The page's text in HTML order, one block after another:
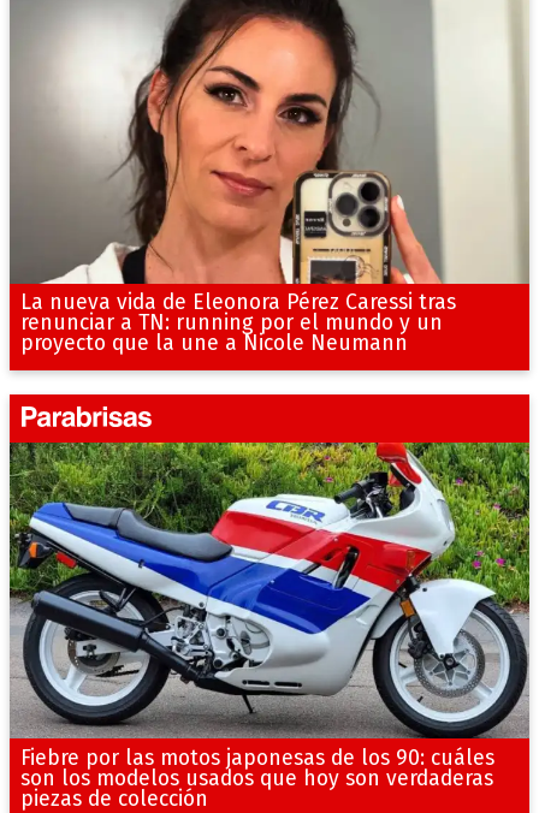
La nueva vida de Eleonora Pérez Caressi tras
renunciar a TN: running por el mundo y un
proyecto que la une a Nicole Neumann
Fiebre por las motos japonesas de los 90: cuáles
son los modelos usados que hoy son verdaderas
piezas de colección